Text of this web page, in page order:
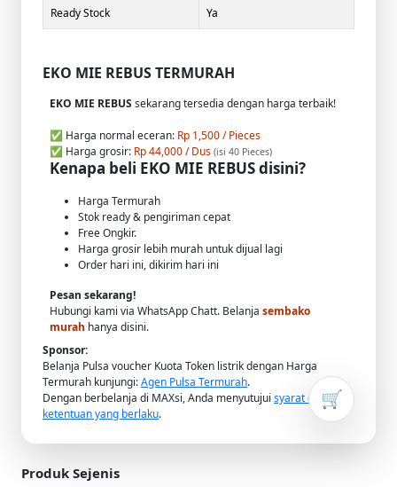
Ready Stock Ya
EKO MIE REBUS TERMURAH
EKO MIE REBUS sekarang tersedia dengan harga terbaik!
✅ Harga normal eceran: Rp 1,500 / Pieces
✅ Harga grosir: Rp 44,000 / Dus (isi 40 Pieces)
Kenapa beli EKO MIE REBUS disini?
Harga Termurah
Stok ready & pengiriman cepat
Free Ongkir.
Harga grosir lebih murah untuk dijual lagi
Order hari ini, dikirim hari ini
Pesan sekarang!
Hubungi kami via WhatsApp Chatt. Belanja sembako
murah hanya disini.
🛒
Sponsor:
Belanja Pulsa voucher Kuota Token listrik dengan Harga
Termurah kunjungi:Agen Pulsa Termurah.
Dengan berbelanja di MAXsi, Anda menyutujui syarat dan
ketentuan yang berlaku.
Produk Sejenis